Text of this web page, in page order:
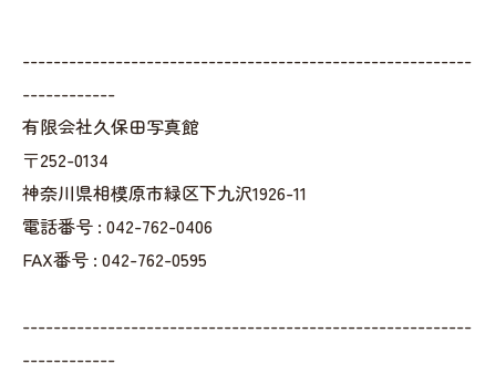
----------------------------------------------------------
------------
有限会社久保田写真館
〒252-0134
神奈川県相模原市緑区下九沢1926-11
電話番号 : 042-762-0406
FAX番号 : 042-762-0595
----------------------------------------------------------
------------